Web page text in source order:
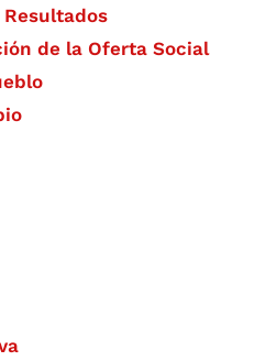
Resultados
de la Oferta Social